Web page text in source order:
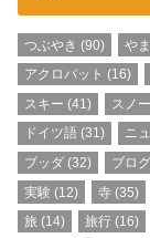
つぶやき (90) や
アクロバット (16)
スキー (41) スノ
ドイツ語 (31) ニ
ブッダ (32) ブログ
実験 (12) 寺(35)
旅 (14) 旅行(16)